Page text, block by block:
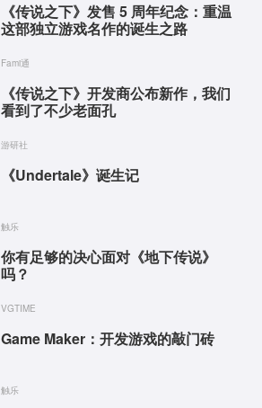
《传说之下》发售 5 周年纪念：重温
这部独立游戏名作的诞生之路
Fami通
《传说之下》开发商公布新作，我们
看到了不少老面孔
游研社
《Undertale》诞生记
触乐
你有足够的决心面对《地下传说》
吗？
VGTIME
Game Maker：开发游戏的敲门砖
触乐